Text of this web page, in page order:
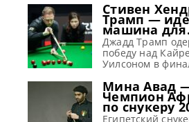
Стивен
Трамп —
машина для
завоевания
Джадд Трамп
победу над
Уилсоном в
по словам
создан для
снукере,
Стивен Хендри
Мина Авад
Чемпион
по снукеру
Египетский